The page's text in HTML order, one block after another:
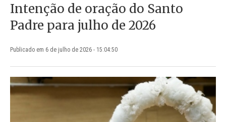
Intenção de oração do Santo
Padre para julho de 2026
Publicado em 6 de julho de 2026 - 15:04:50